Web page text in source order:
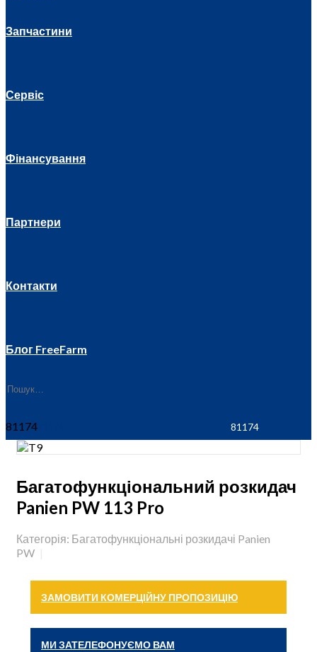
Запчастини
Сервіс
Фінансування
Партнери
Контакти
Блог FreeFarm
81174
Багатофункціональний розкидач
Panien PW 113 Pro
Категорія: Багатофункціональні розкидачі Panien
PW
ЗАМОВИТИ КОМЕРЦІЙНУ ПРОПОЗИЦІЮ
МИ ЗАТЕЛЕФОНУЄМО ВАМ